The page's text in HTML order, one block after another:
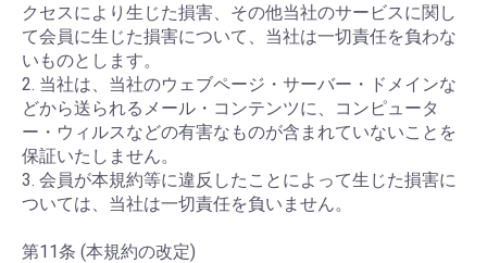
クセスにより生じた損害、その他当社のサービスに関し
て会員に生じた損害について、当社は一切責任を負わな
いものとします。
2. 当社は、当社のウェブページ・サーバー・ドメインな
どから送られるメール・コンテンツに、コンピュータ
ー・ウィルスなどの有害なものが含まれていないことを
保証いたしません。
3. 会員が本規約等に違反したことによって生じた損害に
ついては、当社は一切責任を負いません。
第11条 (本規約の改定)